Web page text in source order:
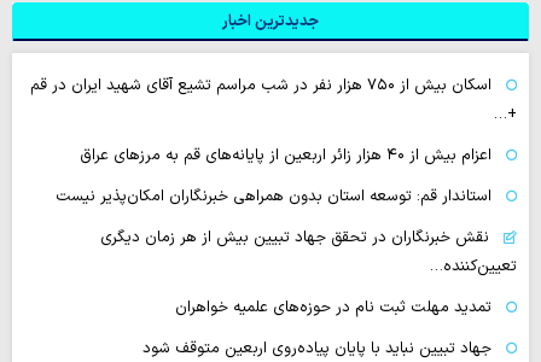
جدیدترین اخبار
اسکان بیش از ۷۵۰ هزار نفر در شب مراسم تشیع آقای شهید ایران در قم
+…
اعزام بیش از ۴۰ هزار زائر اربعین از پایانه‌های قم به مرزهای عراق
استاندار قم: توسعه استان بدون همراهی خبرنگاران امکان‌پذیر نیست
نقش خبرنگاران در تحقق جهاد تبیین بیش از هر زمان دیگری
تعیین‌کننده…
تمدید مهلت ثبت نام در حوزه‌های علمیه خواهران
جهاد تبیین نباید با پایان پیاده‌روی اربعین متوقف شود